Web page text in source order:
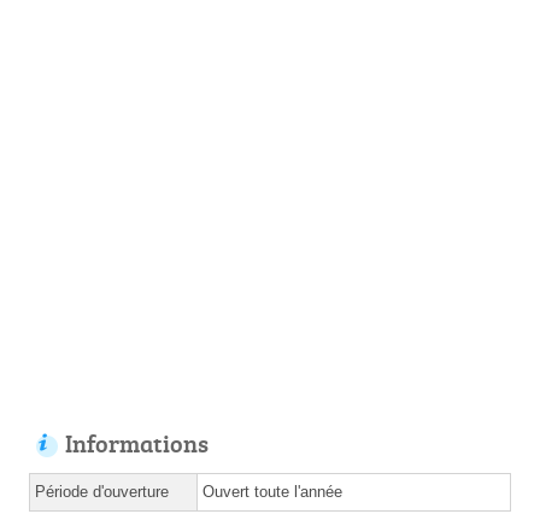
Informations
Période d'ouverture Ouvert toute l'année